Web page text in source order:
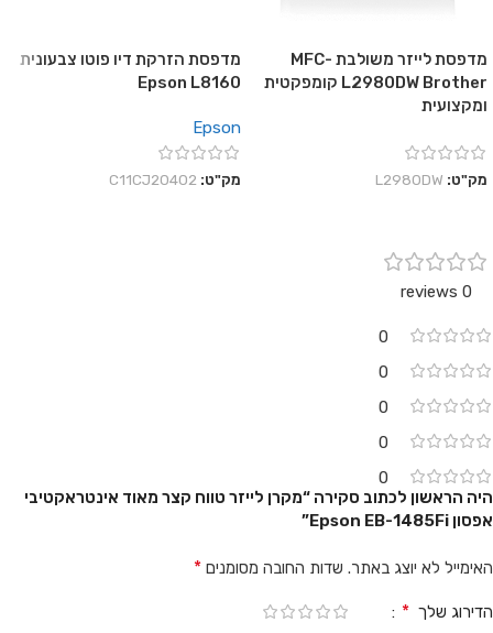
מדפסת לייזר משולבת MFC-
L2980DW Brother קומפקטית
ומקצועית
מק"ט: L2980DW
מדפסת הזרקת דיו פוטו צבעונית
Epson L8160
Epson
מק"ט: C11CJ20402
0 reviews
0
0
0
0
0
היה הראשון לכתוב סקירה “מקרן לייזר טווח קצר מאוד אינטראקטיבי
אפסון Epson EB-1485Fi”
האימייל לא יוצג באתר. שדות החובה מסומנים *
הדירוג שלך *